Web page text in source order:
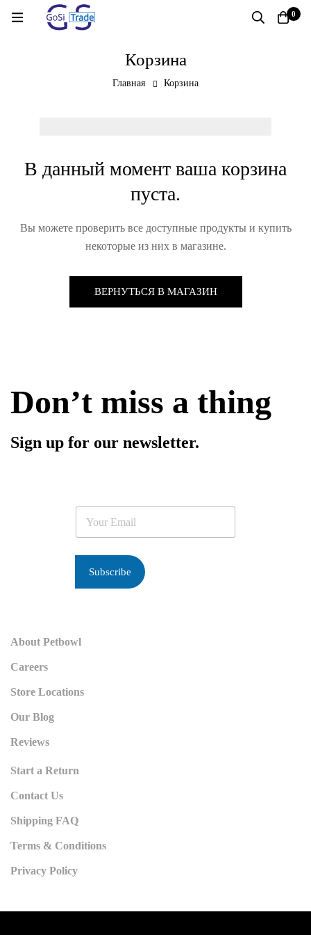
0
Корзина
Главная Корзина
В данный момент ваша корзина
пуста.
Вы можете проверить все доступные продукты и купить
некоторые из них в магазине.
ВЕРНУТЬСЯ В МАГАЗИН
Don’t miss a thing
Sign up for our newsletter.
a
Subscribe
About Petbowl
Careers
Store Locations
Our Blog
Reviews
Start a Return
Contact Us
Shipping FAQ
Terms & Conditions
Privacy Policy